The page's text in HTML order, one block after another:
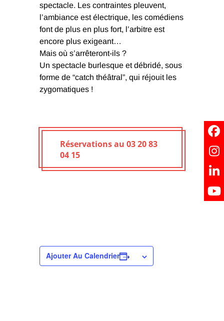
spectacle. Les contraintes pleuvent,
l’ambiance est électrique, les comédiens
font de plus en plus fort, l’arbitre est
encore plus exigeant…
Mais où s’arrêteront-ils ?
Un spectacle burlesque et débridé, sous
forme de “catch théâtral”, qui réjouit les
zygomatiques !
Réservations au 03 20 83
04 15
Ajouter Au Calendrier